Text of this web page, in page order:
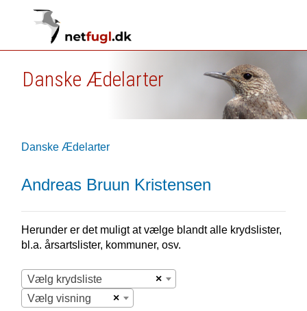
Danske Ædelarter
Danske Ædelarter
Andreas Bruun Kristensen
Herunder er det muligt at vælge blandt alle krydslister,
bl.a. årsartslister, kommuner, osv.
×
Vælg krydsliste
×
Vælg visning